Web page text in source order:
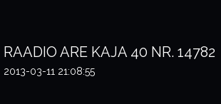
RAADIO ARE KAJA 40 NR. 14782
2013-03-11 21:08:55